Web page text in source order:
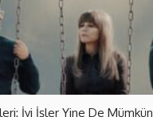
İyi İşler Yine De Mümkün